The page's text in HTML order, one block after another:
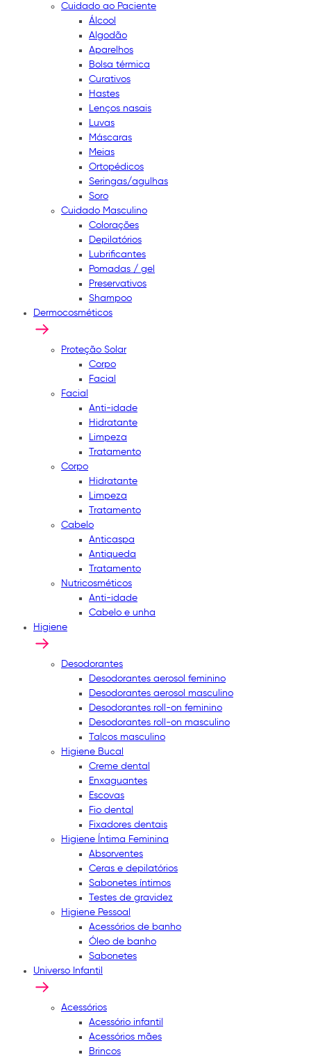
Cuidado ao Paciente
Álcool
Algodão
Aparelhos
Bolsa térmica
Curativos
Hastes
Lenços nasais
Luvas
Máscaras
Meias
Ortopédicos
Seringas/agulhas
Soro
Cuidado Masculino
Colorações
Depilatórios
Lubrificantes
Pomadas / gel
Preservativos
Shampoo
Dermocosméticos
Proteção Solar
Corpo
Facial
Facial
Anti-idade
Hidratante
Limpeza
Tratamento
Corpo
Hidratante
Limpeza
Tratamento
Cabelo
Anticaspa
Antiqueda
Tratamento
Nutricosméticos
Anti-idade
Cabelo e unha
Higiene
Desodorantes
Desodorantes aerosol feminino
Desodorantes aerosol masculino
Desodorantes roll-on feminino
Desodorantes roll-on masculino
Talcos masculino
Higiene Bucal
Creme dental
Enxaguantes
Escovas
Fio dental
Fixadores dentais
Higiene Íntima Feminina
Absorventes
Ceras e depilatórios
Sabonetes íntimos
Testes de gravidez
Higiene Pessoal
Acessórios de banho
Óleo de banho
Sabonetes
Universo Infantil
Acessórios
Acessório infantil
Acessórios mães
Brincos